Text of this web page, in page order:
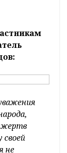
жертв
своей
не